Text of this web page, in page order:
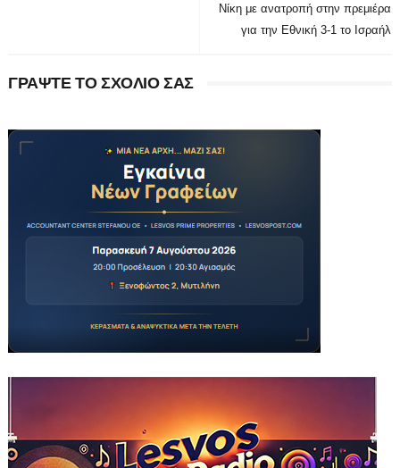
Νίκη με ανατροπή στην πρεμιέρα
για την Εθνική 3-1 το Ισραήλ
ΓΡΑΨΤΕ ΤΟ ΣΧΟΛΙΟ ΣΑΣ